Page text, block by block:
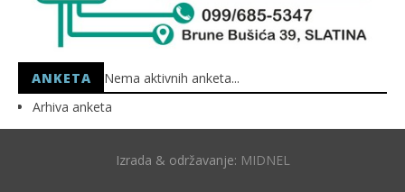
ANKETA
Nema aktivnih anketa...
Arhiva anketa
Izrada & održavanje: MIDNEL